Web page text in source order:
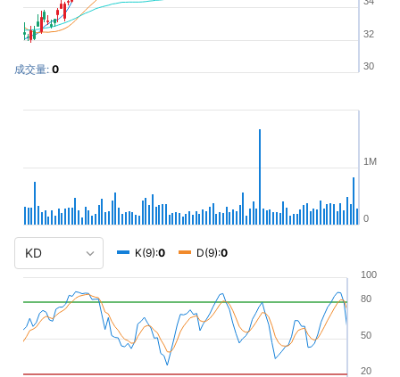
成交量:0 30
32
0
1M
K(9):0 D(9):0
20
50
80
100